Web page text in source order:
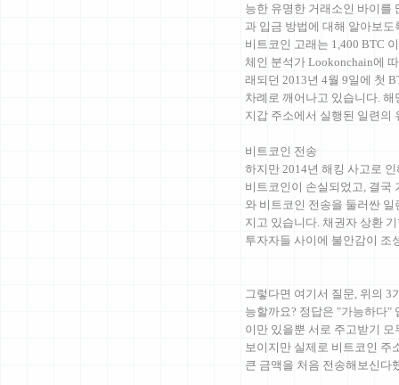
능한 유명한 거래소인 바이를
과 입금 방법에 대해 알아보도
비트코인 고래는 1,400 BTC
체인 분석가 Lookonchain에
래되던 2013년 4월 9일에 첫
차례로 깨어나고 있습니다.
지갑 주소에서 실행된 일련의
비트코인 전송
하지만 2014년 해킹 사고로
비트코인이 손실되었고, 결국
와 비트코인 전송을 둘러싼
지고 있습니다. 채권자 상환
투자자들 사이에 불안감이 조
그렇다면 여기서 질문, 위의 3
능할까요? 정답은 "가능하다"
이만 있을뿐 서로 주고받기
보이지만 실제로 비트코인 주
큰 금액을 처음 전송해보신다